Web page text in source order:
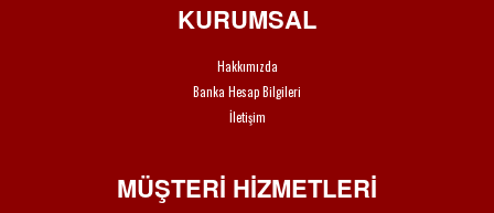
KURUMSAL
Hakkımızda
Banka Hesap Bilgileri
İletişim
MÜŞTERİ HİZMETLERİ